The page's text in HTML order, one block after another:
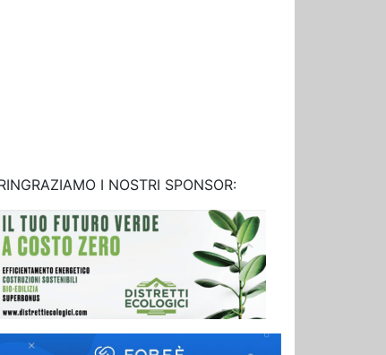
I NOSTRI SPONSOR: